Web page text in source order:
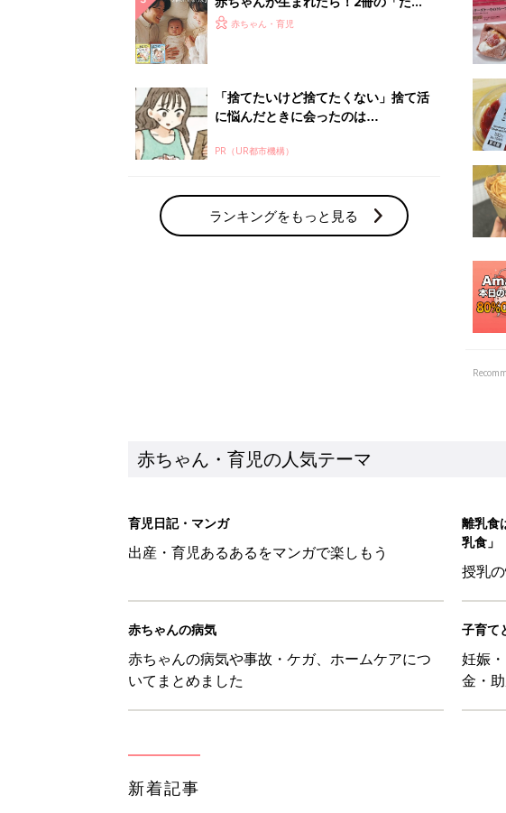
赤ちゃん・育児の人気テーマ
育児日記・マンガ
離乳
授乳
子育
妊娠
金・
8月7日生まれはこんな人 365日のお誕生日占い【
赤ちゃん・育児
あなたの「服を捨てるマイルール」、間違ってい
赤ちゃん・育児
セリア「かわいくて機能性も◎」「110円でこの